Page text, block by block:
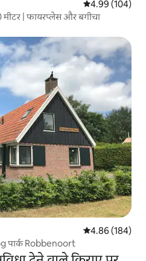
औसत रेटिंग 5 में से
4.99 (104)
मीटर | फायरप्लेस और बगीचा
औसत रेटिंग 5 में से
4.86 (184)
पार्क Robbenoort